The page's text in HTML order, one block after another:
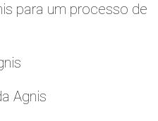
para um processo de
Agnis